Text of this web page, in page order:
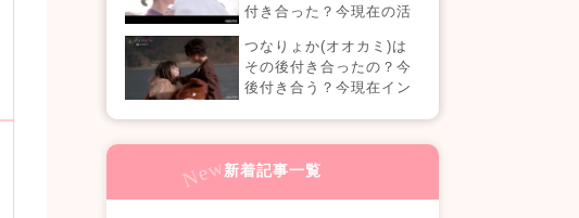
付き合った？今現在の活
つなりょか(オオカミ)は
その後付き合ったの？今
後付き合う？今現在イン
新着記事一覧